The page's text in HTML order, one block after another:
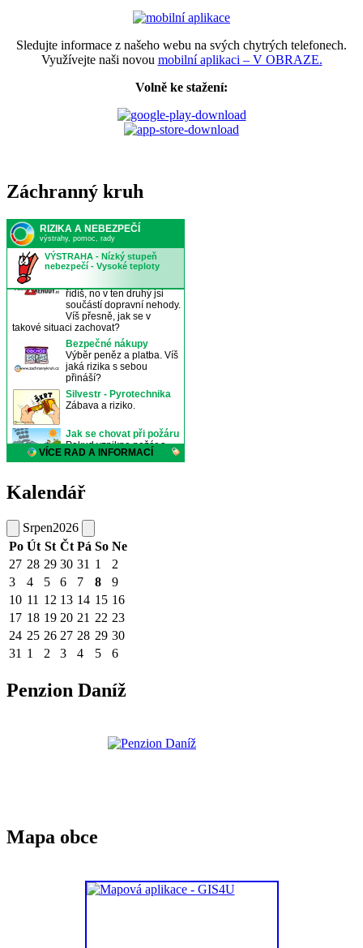
Sledujte informace z našeho webu na svých chytrých telefonech.
Využívejte naši novou mobilní aplikaci – V OBRAZE.
Volně ke stažení:
Záchranný kruh
Kalendář
Srpen2026
Po Út St Čt Pá So Ne
27 28 29 30 31 1
2
3
4 5 6 7 8
9
10 11 12 13 14 15 16
17 18 19 20 21 22 23
24 25 26 27 28 29 30
31 1 2 3 4 5 6
Penzion Daníž
Mapa obce